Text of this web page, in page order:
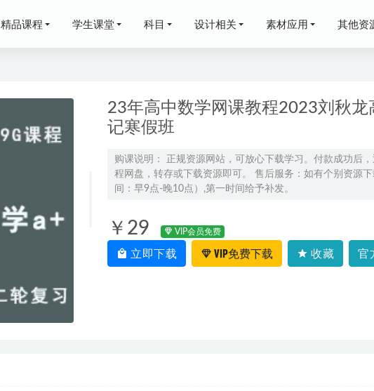
精品课程 学生课堂 科目 设计相关 素材应用 其他资
23年高中数学网课教程2023刘秋
记寒假班
购课说明： 正规资源网站，可放心下载学习。付款成功后
程网盘，转存或下载资源即可。 售后服务：如有个别资源
间：早9点-晚10点）,第一时间给予补发。
￥29 VIP会员免费
立即下载 VIP免费下载 收藏 官
24年高考2024席玥高三历史a春季班 2024-03-09
王瑾高中化学网课2024王瑾高一化学a+班教程(暑假班+秋季班） 2024-
2025韩佳伟高三数学a+一轮复习秋季班网课教程
夏梦迪高三物理视频教程+讲义二轮复习26年寒假班 2026-02-09